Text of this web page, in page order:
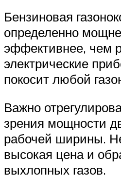
Бензиновая
определенно
эффективнее, чем
электрические
покосит любой
Важно
зрения мощности
рабочей ширины.
высокая цена и
выхлопных газов.